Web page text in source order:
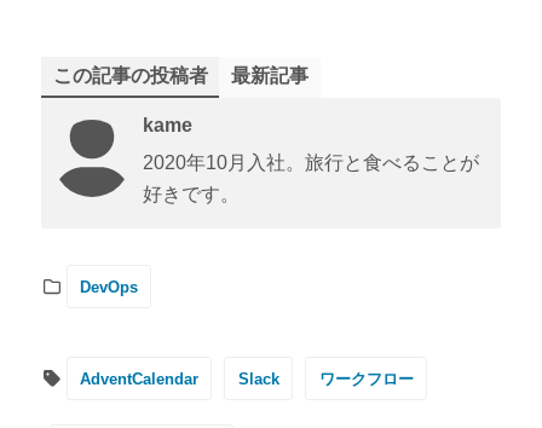
この記事の投稿者 最新記事
kame
2020年10月入社。旅行と食べることが
好きです。
DevOps
AdventCalendar Slack ワークフロー